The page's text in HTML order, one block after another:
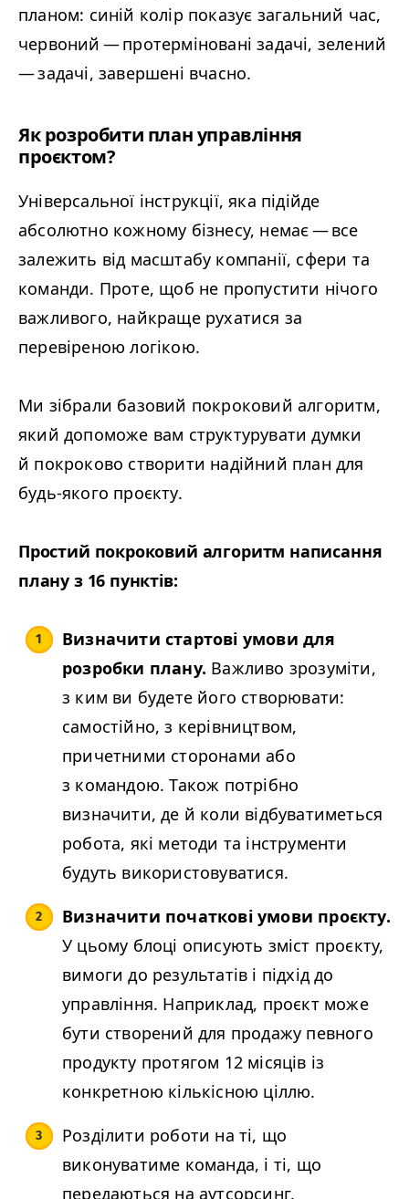
планом: синій колір показує загальний час,
червоний — протерміновані задачі, зелений
— задачі, завершені вчасно.
Як розробити план управління
проєктом?
Універсальної інструкції, яка підійде
абсолютно кожному бізнесу, немає — все
залежить від масштабу компанії, сфери та
команди. Проте, щоб не пропустити нічого
важливого, найкраще рухатися за
перевіреною логікою.
Ми зібрали базовий покроковий алгоритм,
який допоможе вам структурувати думки
й покроково створити надійний план для
будь-якого проєкту.
Простий покроковий алгоритм написання
плану з 16 пунктів:
Визначити стартові умови для
розробки плану. Важливо зрозуміти,
з ким ви будете його створювати:
самостійно, з керівництвом,
причетними сторонами або
з командою. Також потрібно
визначити, де й коли відбуватиметься
робота, які методи та інструменти
будуть використовуватися.
Визначити початкові умови проєкту.
У цьому блоці описують зміст проєкту,
вимоги до результатів і підхід до
управління. Наприклад, проєкт може
бути створений для продажу певного
продукту протягом 12 місяців із
конкретною кількісною ціллю.
Розділити роботи на ті, що
виконуватиме команда, і ті, що
передаються на аутсорсинг.